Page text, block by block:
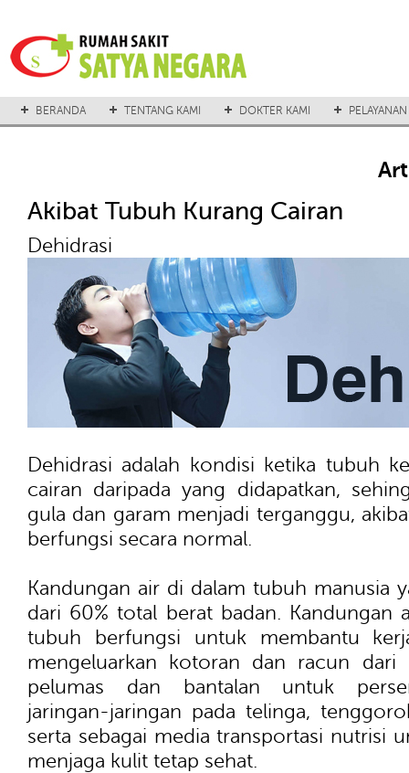
BERANDA TENTANG KAMI DOKTER KAMI PELAYANAN
Akibat Tubuh Kurang Cairan
Dehidrasi
Dehidrasi adalah kondisi ketika tubuh
cairan daripada yang didapatkan,
gula dan garam menjadi terganggu,
berfungsi secara normal.
Kandungan air di dalam tubuh manusia
dari 60% total berat badan. Kandungan
tubuh berfungsi untuk membantu
mengeluarkan kotoran dan racun dari
pelumas dan bantalan untuk
jaringan-jaringan pada telinga,
serta sebagai media transportasi nutrisi
menjaga kulit tetap sehat.